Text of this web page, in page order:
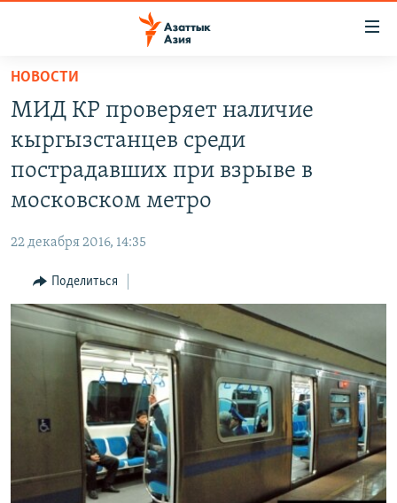
Вернуться
основному
содержанию
Вернутся
главной
Вернутся
поиску
НОВОСТИ
ВОЙНА В УКРАИНЕ
КЫРГЫЗЧА
ЎЗБЕКЧА
ТОҶИКӢ
TÜRKMENÇE
ПОДПИШИТЕСЬ НА НАС В СОЦСЕТЯХ
Все сайты РСЕ/РС
НОВОСТИ
МИД КР проверяет наличие
кыргызстанцев среди
пострадавших при взрыве в
московском метро
22 декабря 2016, 14:35
Поделиться